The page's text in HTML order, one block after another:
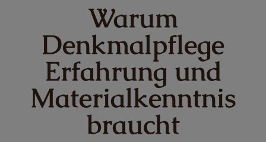
Warum
Denkmalpflege
Erfahrung und
Materialkenntnis
braucht